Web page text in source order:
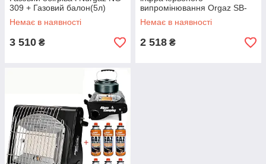
309 + Газовий балон(5л)
Немає в наявності
3 510 ₴
випромінювання Orgaz SB-
650
Немає в наявності
2 518 ₴